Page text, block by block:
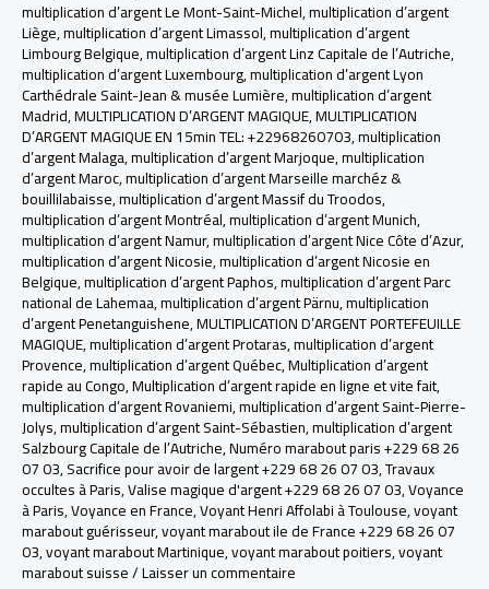
multiplication d’argent Le Mont-Saint-Michel,multiplication d’argent
Liège,multiplication d’argent Limassol,multiplication d’argent
Limbourg Belgique,multiplication d’argent Linz Capitale de l’Autriche,
multiplication d’argent Luxembourg,multiplication d’argent Lyon
Carthédrale Saint-Jean & musée Lumière,multiplication d’argent
Madrid,MULTIPLICATION D’ARGENT MAGIQUE,MULTIPLICATION
D’ARGENT MAGIQUE EN 15min TEL: +22968260703,multiplication
d’argent Malaga,multiplication d’argent Marjoque,multiplication
d’argent Maroc,multiplication d’argent Marseille marchéz &
bouillilabaisse,multiplication d’argent Massif du Troodos,
multiplication d’argent Montréal,multiplication d’argent Munich,
multiplication d’argent Namur,multiplication d’argent Nice Côte d’Azur,
multiplication d’argent Nicosie,multiplication d’argent Nicosie en
Belgique,multiplication d’argent Paphos,multiplication d’argent Parc
national de Lahemaa,multiplication d’argent Pärnu,multiplication
d’argent Penetanguishene,MULTIPLICATION D’ARGENT PORTEFEUILLE
MAGIQUE,multiplication d’argent Protaras,multiplication d’argent
Provence,multiplication d’argent Québec,Multiplication d’argent
rapide au Congo,Multiplication d’argent rapide en ligne et vite fait,
multiplication d’argent Rovaniemi,multiplication d’argent Saint-Pierre-
Jolys,multiplication d’argent Saint-Sébastien,multiplication d’argent
Salzbourg Capitale de l’Autriche,Numéro marabout paris +229 68 26
07 03,Sacrifice pour avoir de largent +229 68 26 07 03,Travaux
occultes à Paris,Valise magique d'argent +229 68 26 07 03,Voyance
à Paris,Voyance en France,Voyant Henri Affolabi à Toulouse,voyant
marabout guérisseur,voyant marabout ile de France +229 68 26 07
03,voyant marabout Martinique,voyant marabout poitiers,voyant
marabout suisse/Laisser un commentaire